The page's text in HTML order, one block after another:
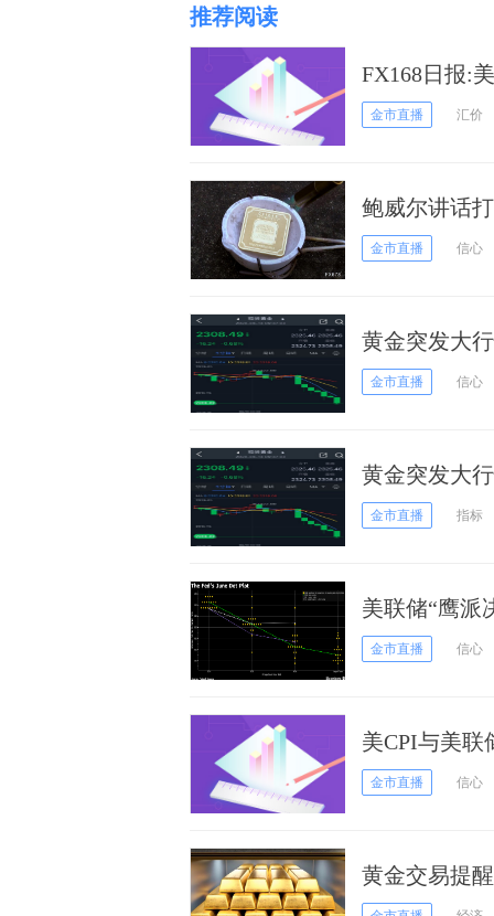
推荐阅读
FX168日报:
元、黄金发
金市直播 汇价
鲍威尔讲话
师：空头目
金市直播 信心
黄金突发大
何交易黄金？
金市直播 信心
黄金突发大
何交易黄金？
金市直播 指标
美联储“鹰派
跌回落2317
金市直播 信心
美CPI与美联
生了什么
金市直播 信心
黄金交易提
期，仍留给